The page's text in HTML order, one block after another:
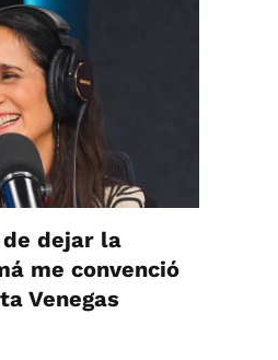
dejar la
me convenció
Venegas